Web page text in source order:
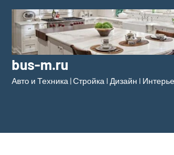
Перейти
содержимому
bus-m.ru
Авто и Техника | Стройка l Дизайн l